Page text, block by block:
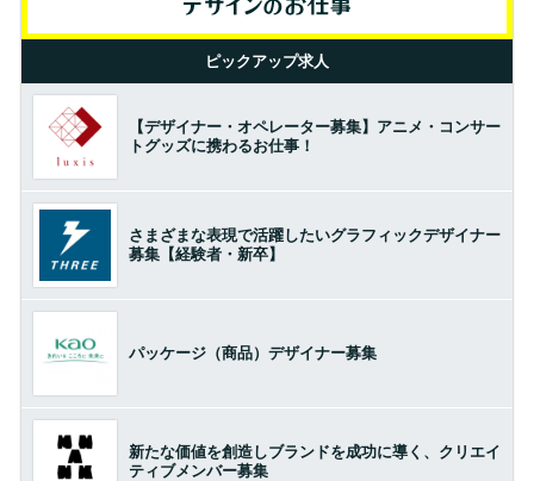
ピックアップ求人
【デザイナー・オペレーター募集】アニメ・コンサー
トグッズに携わるお仕事！
さまざまな表現で活躍したいグラフィックデザイナー
募集【経験者・新卒】
パッケージ（商品）デザイナー募集
新たな価値を創造しブランドを成功に導く、クリエイ
ティブメンバー募集